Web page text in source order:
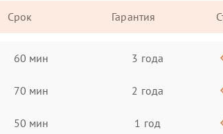
Срок Гарантия
60 мин 3 года
70 мин 2 года
50 мин 1 год